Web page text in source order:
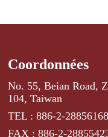
Coordonnées
No. 55, Beian Road,
104, Taiwan
TEL : 886-2-28856168
FAX : 886-2-